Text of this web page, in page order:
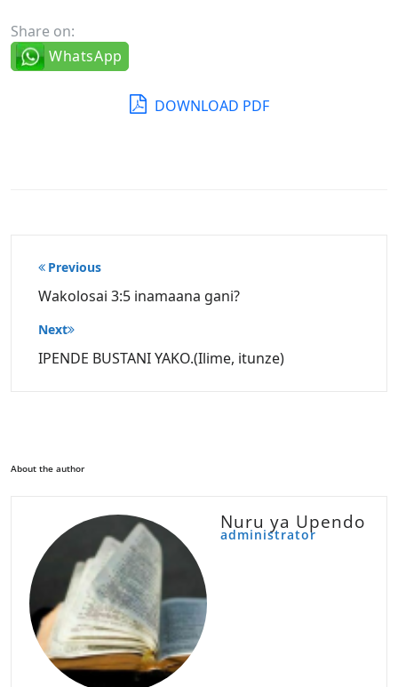
Share on:
WhatsApp
DOWNLOAD PDF
Post
navigation
Previous
Wakolosai 3:5 inamaana gani?
Next
IPENDE BUSTANI YAKO.(Ilime, itunze)
About the author
Nuru ya Upendo
administrator